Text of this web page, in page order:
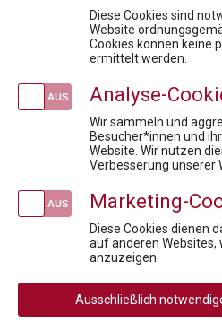
Fit für die Prüfung -
Datenschutz in der
Wenn KI zum Risiko wird:
Media
Rechtliche
AGB
Rücktritt / Widerruf
Diese Cookies sind
Website
Cookies können keine
ermittelt werden.
Analyse-
Wir sammeln und
Besucher*innen und
Website. Wir nutzen
Verbesserung unserer
Marketing-
Diese Cookies dienen
auf anderen Websites,
anzuzeigen.
Ausschließlich